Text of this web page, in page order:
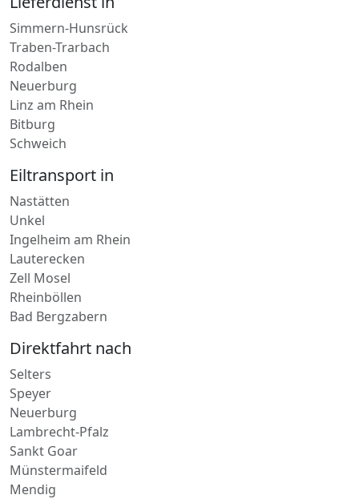
Simmern-Hunsrück
Traben-Trarbach
Rodalben
Neuerburg
Linz am Rhein
Bitburg
Schweich
Eiltransport in
Nastätten
Unkel
Ingelheim am Rhein
Lauterecken
Zell Mosel
Rheinböllen
Bad Bergzabern
Direktfahrt nach
Selters
Speyer
Neuerburg
Lambrecht-Pfalz
Sankt Goar
Münstermaifeld
Mendig